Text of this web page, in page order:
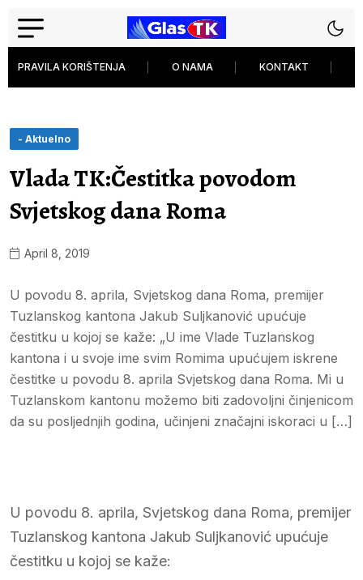
PRAVILA KORIŠTENJA O NAMA KONTAKT
- Aktuelno
Vlada TK:Čestitka povodom
Svjetskog dana Roma
April 8, 2019
U povodu 8. aprila, Svjetskog dana Roma, premijer
Tuzlanskog kantona Jakub Suljkanović upućuje
čestitku u kojoj se kaže: „U ime Vlade Tuzlanskog
kantona i u svoje ime svim Romima upućujem iskrene
čestitke u povodu 8. aprila Svjetskog dana Roma. Mi u
Tuzlanskom kantonu možemo biti zadovoljni činjenicom
da su posljednjih godina, učinjeni značajni iskoraci u […]
U povodu 8. aprila, Svjetskog dana Roma, premijer
Tuzlanskog kantona Jakub Suljkanović upućuje
čestitku u kojoj se kaže: